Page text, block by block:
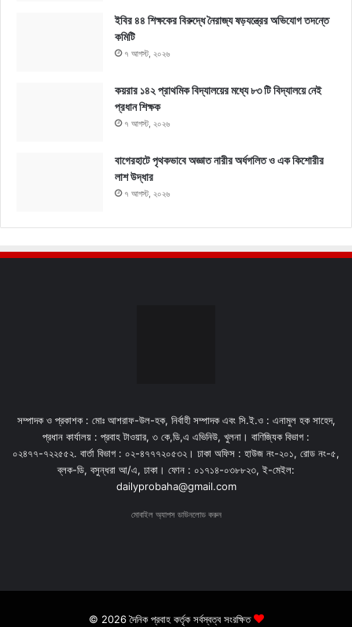
ইবির ৪৪ শিক্ষকের বিরুদ্ধে নৈরাজ্য ষড়যন্ত্রের অভিযোগ তদন্তে
কমিটি
৭ আগস্ট, ২০২৬
কয়রার ১৪২ প্রাথমিক বিদ্যালয়ের মধ্যে ৮৩ টি বিদ্যালয়ে নেই
প্রধান শিক্ষক
৭ আগস্ট, ২০২৬
বাগেরহাটে পৃথকভাবে অজ্ঞাত নারীর অর্ধগলিত ও এক কিশোরীর
লাশ উদ্ধার
৭ আগস্ট, ২০২৬
সম্পাদক ও প্রকাশক : মোঃ আশরাফ-উল-হক, নির্বাহী সম্পাদক এবং সি.ই.ও : এনামুল হক সাহেদ,
প্রধান কার্যালয় : প্রবাহ টাওয়ার, ৩ কে,ডি,এ এভিনিউ, খুলনা। বাণিজ্যিক বিভাগ :
০২৪৭৭-৭২২৫৫২. বার্তা বিভাগ : ০২-৪৭৭৭২০৫৩২। ঢাকা অফিস : হাউজ নং-২০১, রোড নং-৫,
ব্লক-ডি, বসুন্ধরা আ/এ, ঢাকা। ফোন : ০১৭১৪-০৩৮৮২৩, ই-মেইল:
dailyprobaha@gmail.com
মোবাইল অ্যাপস ডাউনলোড করুন
© 2026 দৈনিক প্রবাহ কর্তৃক সর্বস্বত্ব সংরক্ষিত